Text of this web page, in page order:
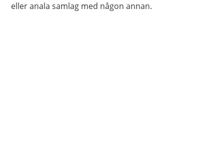
eller anala samlag med någon annan.